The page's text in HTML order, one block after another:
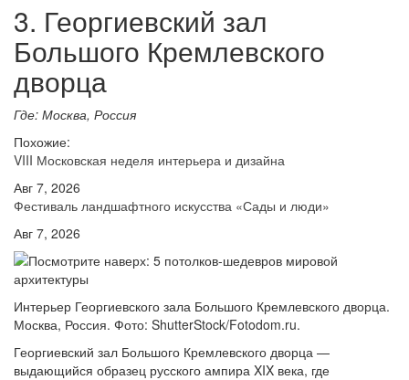
3. Георгиевский зал
Большого Кремлевского
дворца
Где: Москва, Россия
Похожие:
VIII Московская неделя интерьера и дизайна
Авг 7, 2026
Фестиваль ландшафтного искусства «Сады и люди»
Авг 7, 2026
Интерьер Георгиевского зала Большого Кремлевского дворца.
Москва, Россия. Фото: ShutterStock/Fotodom.ru.
Георгиевский зал Большого Кремлевского дворца —
выдающийся образец русского ампира XIX века, где